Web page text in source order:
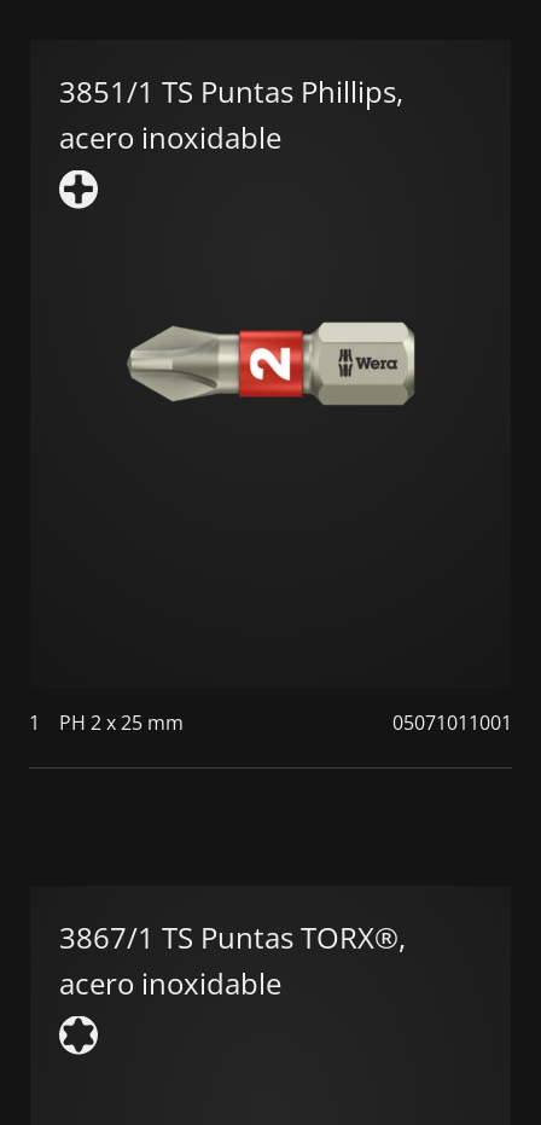
3851/1 TS Puntas Phillips,
acero inoxidable
1 PH 2 x 25 mm 05071011001
3867/1 TS Puntas TORX®,
acero inoxidable